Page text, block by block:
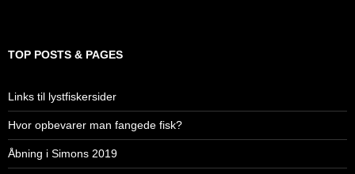
TOP POSTS & PAGES
Links til lystfiskersider
Hvor opbevarer man fangede fisk?
Åbning i Simons 2019